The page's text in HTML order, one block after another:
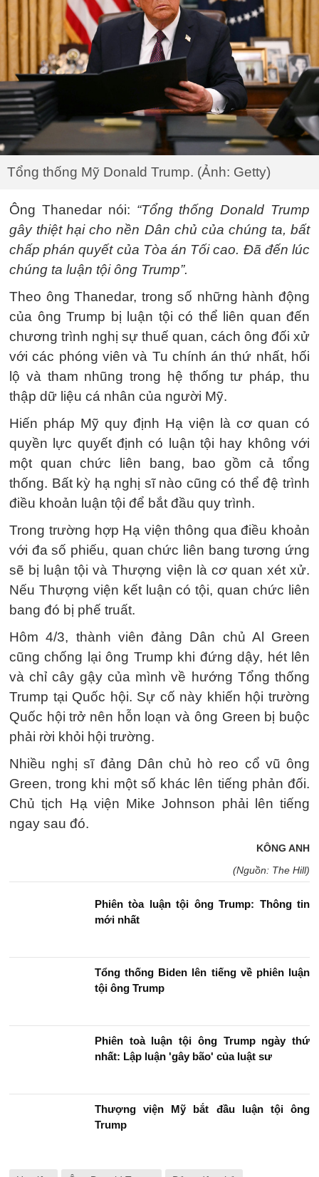
Tổng thống Mỹ Donald Trump. (Ảnh: Getty)
Ông Thanedar nói: “Tổng thống Donald Trump
gây thiệt hại cho nền Dân chủ của chúng ta, bất
chấp phán quyết của Tòa án Tối cao. Đã đến lúc
chúng ta luận tội ông Trump”.
Theo ông Thanedar, trong số những hành động
của ông Trump bị luận tội có thể liên quan đến
chương trình nghị sự thuế quan, cách ông đối xử
với các phóng viên và Tu chính án thứ nhất, hối
lộ và tham nhũng trong hệ thống tư pháp, thu
thập dữ liệu cá nhân của người Mỹ.
Hiến pháp Mỹ quy định Hạ viện là cơ quan có
quyền lực quyết định có luận tội hay không với
một quan chức liên bang, bao gồm cả tổng
thống. Bất kỳ hạ nghị sĩ nào cũng có thể đệ trình
điều khoản luận tội để bắt đầu quy trình.
Trong trường hợp Hạ viện thông qua điều khoản
với đa số phiếu, quan chức liên bang tương ứng
sẽ bị luận tội và Thượng viện là cơ quan xét xử.
Nếu Thượng viện kết luận có tội, quan chức liên
bang đó bị phế truất.
Hôm 4/3, thành viên đảng Dân chủ Al Green
cũng chống lại ông Trump khi đứng dậy, hét lên
và chỉ cây gậy của mình về hướng Tổng thống
Trump tại Quốc hội. Sự cố này khiến hội trường
Quốc hội trở nên hỗn loạn và ông Green bị buộc
phải rời khỏi hội trường.
Nhiều nghị sĩ đảng Dân chủ hò reo cổ vũ ông
Green, trong khi một số khác lên tiếng phản đối.
Chủ tịch Hạ viện Mike Johnson phải lên tiếng
ngay sau đó.
KÔNG ANH
(Nguồn: The Hill)
Phiên tòa luận tội ông Trump: Thông tin
mới nhất
Tổng thống Biden lên tiếng về phiên luận
tội ông Trump
Phiên toà luận tội ông Trump ngày thứ
nhất: Lập luận 'gây bão' của luật sư
Thượng viện Mỹ bắt đầu luận tội ông
Trump